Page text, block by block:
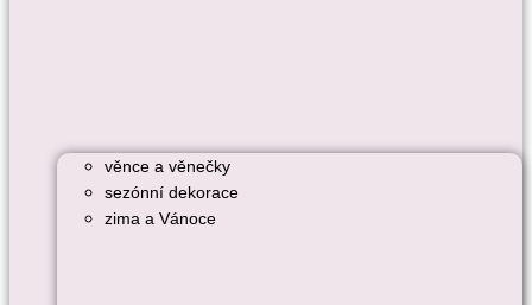
věnce a věnečky
sezónní dekorace
zima a Vánoce